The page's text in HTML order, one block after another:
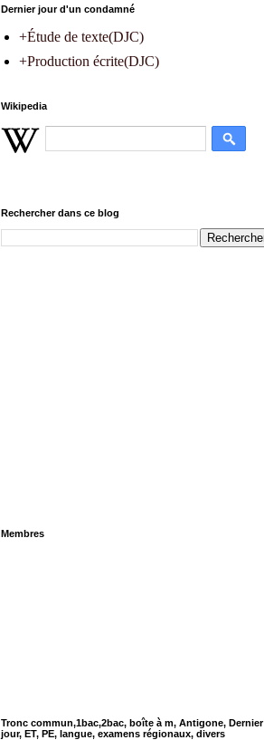
Dernier jour d'un condamné
+Étude de texte(DJC)
+Production écrite(DJC)
Wikipedia
Rechercher dans ce blog
Membres
Tronc commun,1bac,2bac, boîte à m, Antigone, Dernier
jour, ET, PE, langue, examens régionaux, divers